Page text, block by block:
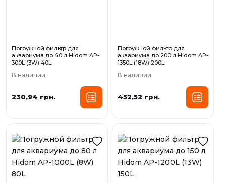
Погружной фильтр для
аквариума до 40 л Нidom AP-
300L (3W) 40L
В наличии
230,94 грн.
Погружной фильтр для
аквариума до 200 л Нidom AP-
1350L (18W) 200L
В наличии
452,52 грн.